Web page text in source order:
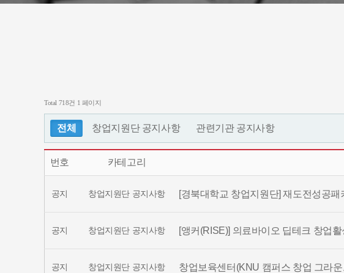
Total 718건 1 페이지
전체 창업지원단 공지사항 관련기관 공지사항
번호 카테고리
공지 창업지원단 공지사항 [경북대학교 창업지원단] 재도전성공
공지 창업지원단 공지사항 [앵커(RISE)] 의료바이오 딥테크 창업
공지 창업지원단 공지사항 창업보육센터(KNU 캠퍼스 창업 그라